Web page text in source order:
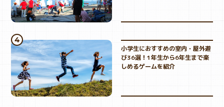
小学生におすすめの室内・屋外遊
び36選！1年生から6年生まで楽
しめるゲームを紹介